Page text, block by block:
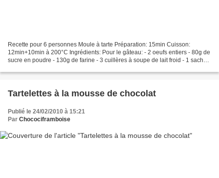
Recette pour 6 personnes Moule à tarte Préparation: 15min Cuisson:
12min+10min à 200°C Ingrédients: Pour le gâteau: - 2 oeufs entiers - 80g de
sucre en poudre - 130g de farine - 3 cuillères à soupe de lait froid - 1 sachet
Tartelettes à la mousse de chocolat
Publié le 24/02/2010 à 15:21
Par Chocociframboise